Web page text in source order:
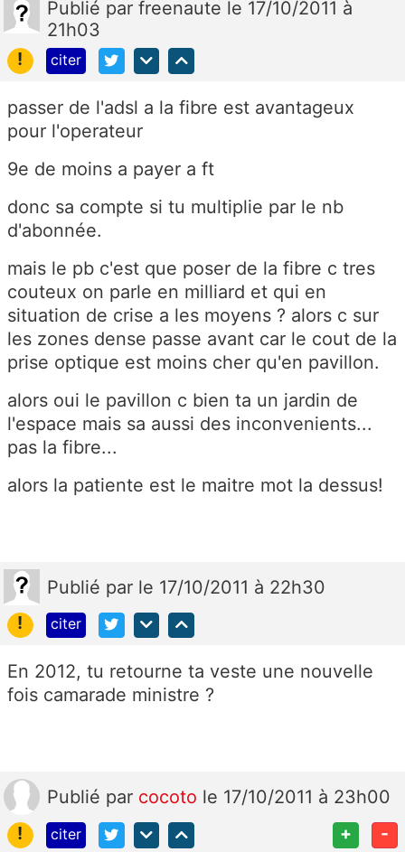
Publié par freenaute le 17/10/2011 à
21h03
!
citer
passer de l'adsl a la fibre est avantageux
pour l'operateur
9e de moins a payer a ft
donc sa compte si tu multiplie par le nb
d'abonnée.
mais le pb c'est que poser de la fibre c tres
couteux on parle en milliard et qui en
situation de crise a les moyens ? alors c sur
les zones dense passe avant car le cout de la
prise optique est moins cher qu'en pavillon.
alors oui le pavillon c bien ta un jardin de
l'espace mais sa aussi des inconvenients...
pas la fibre...
alors la patiente est le maitre mot la dessus!
Publié par le 17/10/2011 à 22h30
!
citer
En 2012, tu retourne ta veste une nouvelle
fois camarade ministre ?
Publié par cocoto le 17/10/2011 à 23h00
!
citer + -